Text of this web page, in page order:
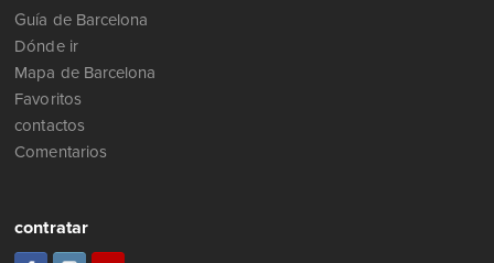
Mapa de Barcelona
Favoritos
contactos
Comentarios